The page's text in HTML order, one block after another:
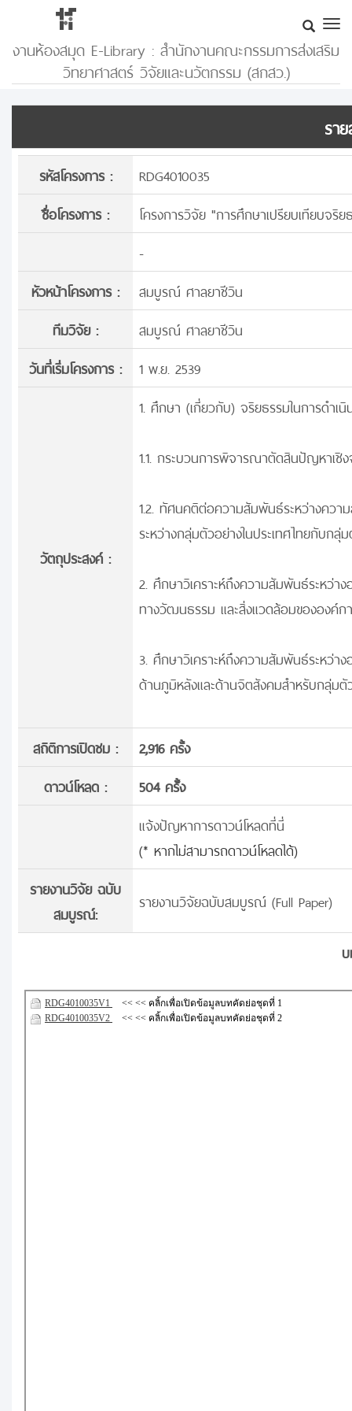
งานห้องสมุด E-Library : สำนักงานคณะกรรมการส่งเสริม
วิทยาศาสตร์ วิจัยและนวัตกรรม (สกสว.)
รา
รหัสโครงการ :
RDG4010035
ชื่อโครงการ :
โครงการวิจัย "การศึกษาเปรียบเทียบจริ
-
หัวหน้าโครงการ :
สมบูรณ์ ศาลยาชีวิน
ทีมวิจัย :
สมบูรณ์ ศาลยาชีวิน
วันที่เริ่มโครงการ :
1 พ.ย. 2539
วัตถุประสงค์ :
1. ศึกษา (เกี่ยวกับ) จริยธรรมในการดำเ
1.1. กระบวนการพิจารณาตัดสินปัญหาเชิ
1.2. ทัศนคติต่อความสัมพันธ์ระหว่างควา
ระหว่างกลุ่มตัวอย่างในประเทศไทยกับกลุ่
2. ศึกษาวิเคราะห์ถึงความสัมพันธ์ระหว่า
ทางวัฒนธรรม และสิ่งแวดล้อมขององค์ก
3. ศึกษาวิเคราะห์ถึงความสัมพันธ์ระหว่า
ด้านภูมิหลังและด้านจิตสังคมสำหรับกลุ่มตั
สถิติการเปิดชม :
2,916 ครั้ง
ดาวน์โหลด :
504 ครั้้ง
แจ้งปัญหาการดาวน์โหลดที่นี่
(* หากไม่สามารถดาวน์โหลดได้)
รายงานวิจัย ฉบับ
สมบูรณ์:
รายงานวิจัยฉบับสมบูรณ์ (Full Paper)